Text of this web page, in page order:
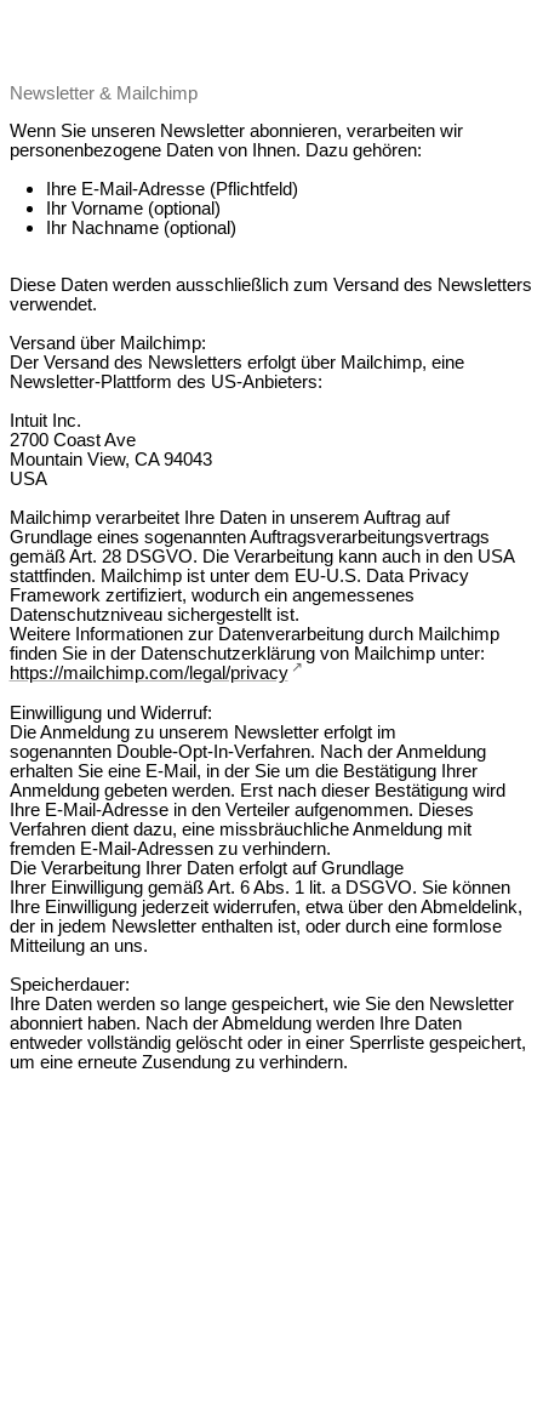
Newsletter & Mailchimp
Wenn Sie unseren Newsletter abonnieren, verarbeiten wir
personenbezogene Daten von Ihnen. Dazu gehören:
Ihre E-Mail-Adresse (Pflichtfeld)
Ihr Vorname (optional)
Ihr Nachname (optional)
Diese Daten werden ausschließlich zum Versand des Newsletters
verwendet.
Versand über Mailchimp:
Der Versand des Newsletters erfolgt über Mailchimp, eine
Newsletter-Plattform des US-Anbieters:
Intuit Inc.
2700 Coast Ave
Mountain View, CA 94043
USA
Mailchimp verarbeitet Ihre Daten in unserem Auftrag auf
Grundlage eines sogenannten Auftragsverarbeitungsvertrags
gemäß Art. 28 DSGVO. Die Verarbeitung kann auch in den USA
stattfinden. Mailchimp ist unter dem EU-U.S. Data Privacy
Framework zertifiziert, wodurch ein angemessenes
Datenschutzniveau sichergestellt ist.
Weitere Informationen zur Datenverarbeitung durch Mailchimp
finden Sie in der Datenschutzerklärung von Mailchimp unter:
https://mailchimp.com/legal/privacy
Einwilligung und Widerruf:
Die Anmeldung zu unserem Newsletter erfolgt im
sogenannten Double-Opt-In-Verfahren. Nach der Anmeldung
erhalten Sie eine E-Mail, in der Sie um die Bestätigung Ihrer
Anmeldung gebeten werden. Erst nach dieser Bestätigung wird
Ihre E-Mail-Adresse in den Verteiler aufgenommen. Dieses
Verfahren dient dazu, eine missbräuchliche Anmeldung mit
fremden E-Mail-Adressen zu verhindern.
Die Verarbeitung Ihrer Daten erfolgt auf Grundlage
Ihrer Einwilligung gemäß Art. 6 Abs. 1 lit. a DSGVO. Sie können
Ihre Einwilligung jederzeit widerrufen, etwa über den Abmeldelink,
der in jedem Newsletter enthalten ist, oder durch eine formlose
Mitteilung an uns.
Speicherdauer:
Ihre Daten werden so lange gespeichert, wie Sie den Newsletter
abonniert haben. Nach der Abmeldung werden Ihre Daten
entweder vollständig gelöscht oder in einer Sperrliste gespeichert,
um eine erneute Zusendung zu verhindern.